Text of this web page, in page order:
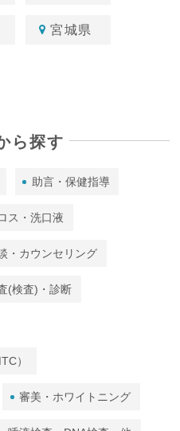
宮城県
ら探す
助言・保健指導
ス・洗口液
・カウンセリング
(検査)・診断
）
審美・ホワイトニング